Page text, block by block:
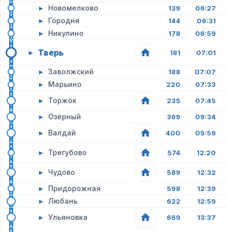
▸ Новомелково 139 06:27
▸ Городня 144 06:31
▸ Никулино 178 06:59
▸ Тверь 181 07:01
▸ Заволжский 188 07:07
▸ Марьино 220 07:33
▸ Торжок 235 07:45
▸ Озёрный 369 09:34
▸ Валдай 400 09:59
▸ Трегубово 574 12:20
▸ Чудово 589 12:32
▸ Придорожная 598 12:39
▸ Любань 622 12:59
▸ Ульяновка 669 13:37